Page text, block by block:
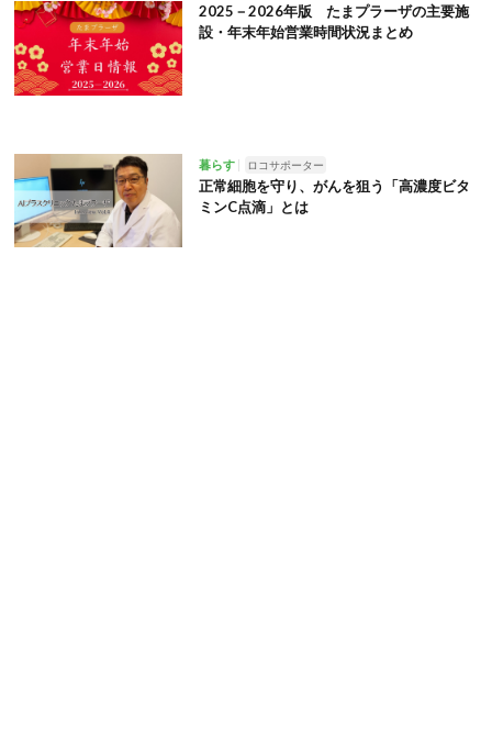
2025－2026年版 たまプラーザの主要施
設・年末年始営業時間状況まとめ
暮らす ロコサポーター
正常細胞を守り、がんを狙う「高濃度ビタ
ミンC点滴」とは